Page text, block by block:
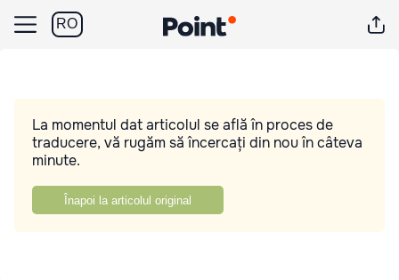
RO
La momentul dat articolul se află în proces de
traducere, vă rugăm să încercați din nou în câteva
minute.
Înapoi la articolul original